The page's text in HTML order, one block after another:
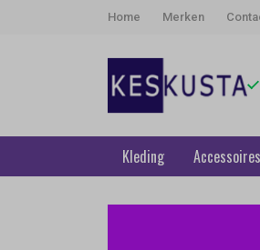
Home Merken
Kleding Accessoires
Cape